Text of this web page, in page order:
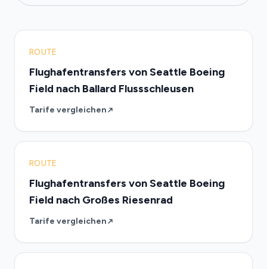
ROUTE
Flughafentransfers von Seattle Boeing
Field nach Ballard Flussschleusen
Tarife vergleichen
ROUTE
Flughafentransfers von Seattle Boeing
Field nach Großes Riesenrad
Tarife vergleichen